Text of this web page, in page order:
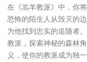
在《羔羊教派》中，你
恐怖的陌生人从毁灭的
为他找到忠实的追随者
教派，探索神秘的森林
义，使你的教派成为独一